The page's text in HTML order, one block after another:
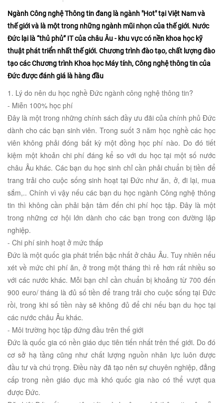
Ngành Công nghệ Thông tin đang là ngành "Hot" tại Việt Nam và
thế giới và là một trong những ngành mũi nhọn của thế giới. Nước
Đức lại là “thủ phủ” IT của châu Âu - khu vực có nền khoa học kỹ
thuật phát triển nhất thế giới. Chương trình đào tạo, chất lượng đào
tạo các Chương trình Khoa học Máy tính, Công nghệ thông tin của
Đức được đánh giá là hàng đầu
1. Lý do nên du học nghề Đức ngành công nghệ thông tin?
- Miễn 100% học phí
Đây là một trong những chính sách đầy ưu đãi của chính phủ Đức
dành cho các bạn sinh viên. Trong suốt 3 năm học nghề các học
viên không phải đóng bất kỳ một đồng học phí nào. Do đó tiết
kiệm một khoản chi phí đáng kể so với du học tại một số nước
châu Âu khác. Các bạn du học sinh chỉ cần phải chuẩn bị tiền để
trang trải cho cuộc sống sinh hoạt tại Đức như ăn, ở, đi lại, mua
sắm,.. Chính vì vậy nếu các bạn du học ngành Công nghệ thông
tin thì không cần phải bận tâm đến chi phí học tập. Đây là một
trong những cơ hội lớn dành cho các bạn trong con đường lập
nghiệp.
- Chi phí sinh hoạt ở mức thấp
Đức là một quốc gia phát triển bậc nhất ở châu Âu. Tuy nhiên nếu
xét về mức chi phí ăn, ở trong một tháng thì rẻ hơn rất nhiều so
với các nước khác. Mỗi bạn chỉ cần chuẩn bị khoảng từ 700 đến
900 euro/ tháng là đủ số tiền để trang trải cho cuộc sống tại Đức
rồi, trong khi số tiền này sẽ không đủ để chi nếu bạn du học tại
các nước châu Âu khác.
- Môi trường học tập đứng đầu trên thế giới
Đức là quốc gia có nền giáo dục tiên tiến nhất trên thế giới. Do đó
cơ sở hạ tầng cũng như chất lượng nguồn nhân lực luôn được
đầu tư và chú trọng. Điều này đã tạo nên sự chuyên nghiệp, đẳng
cấp trong nền giáo dục mà khó quốc gia nào có thể vượt qua
được Đức.